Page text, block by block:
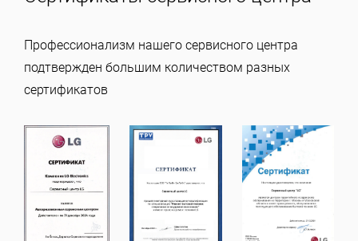
Профессионализм нашего сервисного центра
подтвержден большим количеством разных
сертификатов